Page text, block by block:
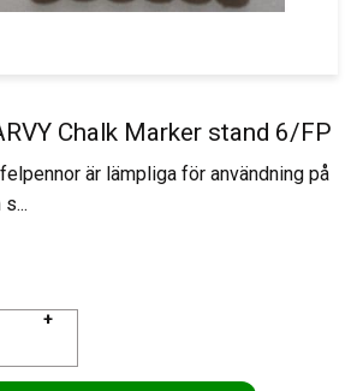
Chalk Marker stand 6/FP
är lämpliga för användning på
+